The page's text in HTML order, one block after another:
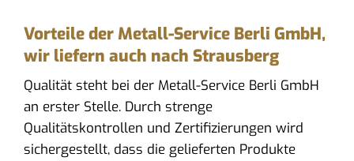
Vorteile der Metall-Service Berli GmbH,
wir liefern auch nach Strausberg
Qualität steht bei der Metall-Service Berli GmbH
an erster Stelle. Durch strenge
Qualitätskontrollen und Zertifizierungen wird
sichergestellt, dass die gelieferten Produkte